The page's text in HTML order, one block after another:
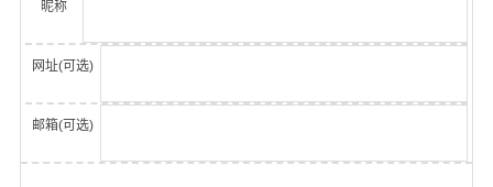
昵称
网址(可选)
邮箱(可选)